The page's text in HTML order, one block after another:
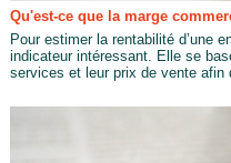
Qu'est-ce que la marge
Pour estimer la rentabilité d’une
indicateur intéressant. Elle se
services et leur prix de vente afin